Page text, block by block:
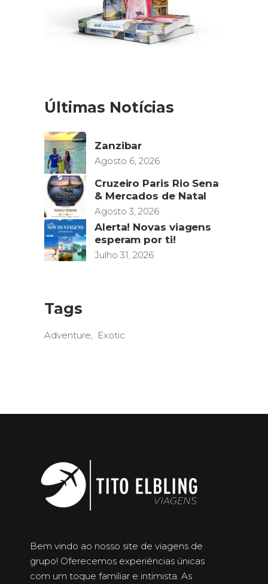
Últimas Notícias
Zanzibar
Agosto 6, 2026
Cruzeiro Paris Rio Sena
& Mercados de Natal
Agosto 3, 2026
Alerta! Novas viagens
esperam por ti!
Julho 31, 2026
Tags
Adventure Exotic
Bem vindo ao nosso site de viagens de
grupo! Oferecemos experiências únicas
com um toque familiar e intimista. As